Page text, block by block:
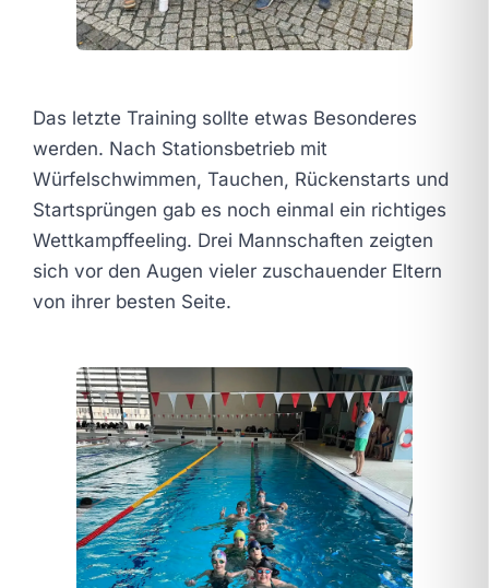
Das letzte Training sollte etwas Besonderes
werden. Nach Stationsbetrieb mit
Würfelschwimmen, Tauchen, Rückenstarts und
Startsprüngen gab es noch einmal ein richtiges
Wettkampffeeling. Drei Mannschaften zeigten
sich vor den Augen vieler zuschauender Eltern
von ihrer besten Seite.